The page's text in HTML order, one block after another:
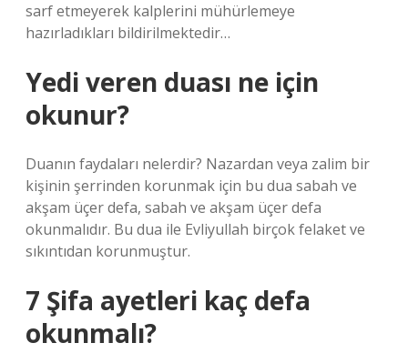
sarf etmeyerek kalplerini mühürlemeye
hazırladıkları bildirilmektedir…
Yedi veren duası ne için
okunur?
Duanın faydaları nelerdir? Nazardan veya zalim bir
kişinin şerrinden korunmak için bu dua sabah ve
akşam üçer defa, sabah ve akşam üçer defa
okunmalıdır. Bu dua ile Evliyullah birçok felaket ve
sıkıntıdan korunmuştur.
7 Şifa ayetleri kaç defa
okunmalı?